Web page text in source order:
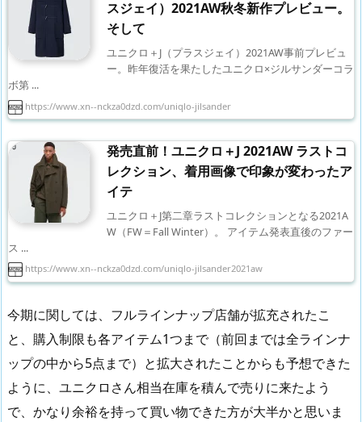
スジェイ）2021AW秋冬新作プレビュー。
そして
ユニクロ＋J（プラスジェイ）2021AW事前プレビュ
ー。昨年復活を果たしたユニクロ×ジルサンダーコラ
ボ第 ...
https://www.xn--nckza0dzd.com/uniqlo-jilsander
発売直前！ユニクロ＋J 2021AW ラストコ
レクション、着用画像で印象が変わったア
イテ
ユニクロ＋J第二章ラストコレクションとなる2021A
W（FW＝Fall Winter）。 アイテム発表直後のファー
ス ...
https://www.xn--nckza0dzd.com/uniqlo-jilsander2021aw
今期に関しては、フルラインナップ店舗が拡充されたこ
と、購入制限も各アイテム1つまで（前回までは全ラインナ
ップの中から5点まで）と拡大されたことからも予想できた
ように、ユニクロさん相当在庫を積んで売りに来たよう
で、かなり余裕を持って買い物できた方が大半かと思いま